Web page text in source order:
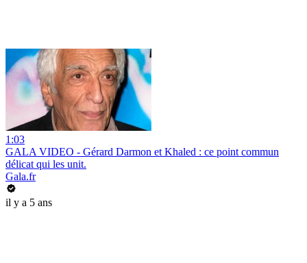
1:03
GALA VIDEO - Gérard Darmon et Khaled : ce point commun
délicat qui les unit.
Gala.fr
il y a 5 ans